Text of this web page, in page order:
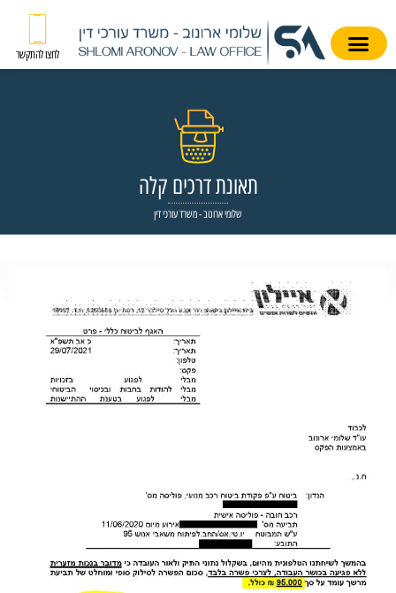
לחצו להתקשר
תאונת דרכים קלה
שלומי ארונוב - משרד עורכי דין